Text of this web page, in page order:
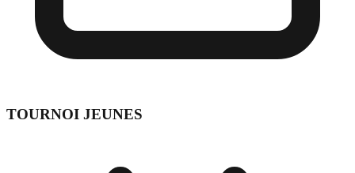
TOURNOI JEUNES